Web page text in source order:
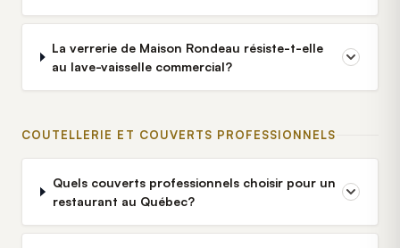
La verrerie de Maison Rondeau résiste-t-elle
au lave-vaisselle commercial?
COUTELLERIE ET COUVERTS PROFESSIONNELS
Quels couverts professionnels choisir pour un
restaurant au Québec?